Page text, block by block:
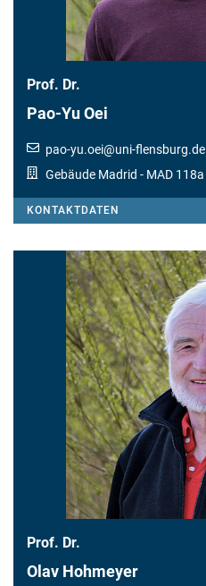
Prof. Dr.
Pao-Yu Oei
pao-yu.oei@uni-flensburg.de
Gebäude Madrid - MAD 118a
KONTAKTDATEN
Prof. Dr.
Olav Hohmeyer